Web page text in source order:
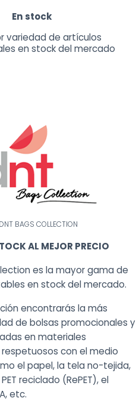
En stock
variedad de artículos
en stock del mercado
DNT BAGS COLLECTION
AL MEJOR PRECIO
es la mayor gama de
en stock del mercado.
encontrarás la más
de bolsas promocionales y
en materiales
con el medio
el papel, la tela no-tejida,
reciclado (RePET), el
etc.